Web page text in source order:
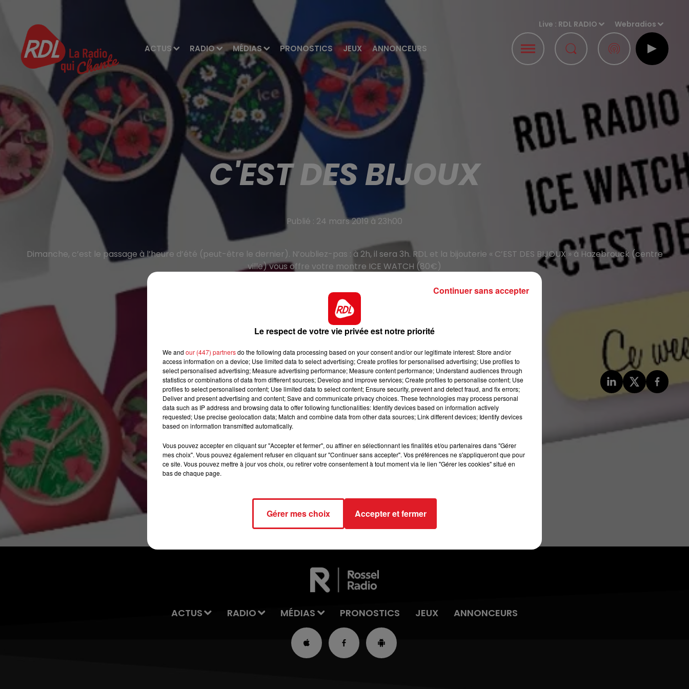
ACTUS RADIO MÉDIAS PRONOSTICS JEUX ANNONCEURS
Live : RDL RADIO Webradios
7h00 - 10h00
DEBOUT C'EST L'HEURE
C'EST DES BIJOUX
Publié : 24 mars 2019 à 23h00
Dimanche, c’est le passage à l’heure d’été (peut-être le dernier). N’oubliez-pas : à 2h, il sera 3h. RDL et la bijouterie « C’EST DES BIJOUX » à Hazebrouck (centre
ville) vous offre votre montre ICE WATCH (80€)
Bonne Chance..
Les gagnants seront contactés par téléphone.
C'est des Bijoux ,18 rue du Maréchal Leclerc 59190 Hazebrouck
Tel : 03.28.42.80.11.
Le jeu est terminé
ACTUS RADIO MÉDIAS PRONOSTICS JEUX ANNONCEURS
Le respect de votre vie privée est notre priorité
We and our (447) partnersdo the following data processing based on your consent and/or our legitimate interest: Store and/or
access information on a device; Use limited data to select advertising; Create profiles for personalised advertising; Use profiles to
select personalised advertising; Measure advertising performance; Measure content performance; Understand audiences through
statistics or combinations of data from different sources; Develop and improve services; Create profiles to personalise content; Use
profiles to select personalised content; Use limited data to select content; Ensure security, prevent and detect fraud, and fix errors;
Deliver and present advertising and content; Save and communicate privacy choices. These technologies may process personal
data such as IP address and browsing data to offer following functionalities: Identify devices based on information actively
requested; Use precise geolocation data; Match and combine data from other data sources; Link different devices; Identify devices
based on information transmitted automatically.
Vous pouvez accepter en cliquant sur "Accepter et fermer", ou affiner en sélectionnant les finalités et/ou partenaires dans "Gérer
mes choix". Vous pouvez également refuser en cliquant sur "Continuer sans accepter". Vos préférences ne s'appliqueront que pour
ce site. Vous pouvez mettre à jour vos choix, ou retirer votre consentement à tout moment via le lien "Gérer les cookies" situé en
bas de chaque page.
Gérer mes choix Accepter et fermer
Continuer sans accepter